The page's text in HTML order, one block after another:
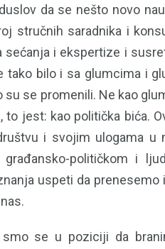
da se nešto novo
stručnih saradnika i
i ekspertize i
bilo i sa glumcima i
se promenili. Ne kao
jest: kao politička bića.
i svojim ulogama u
političkom i
uspeti da prenesemo
se u poziciji da